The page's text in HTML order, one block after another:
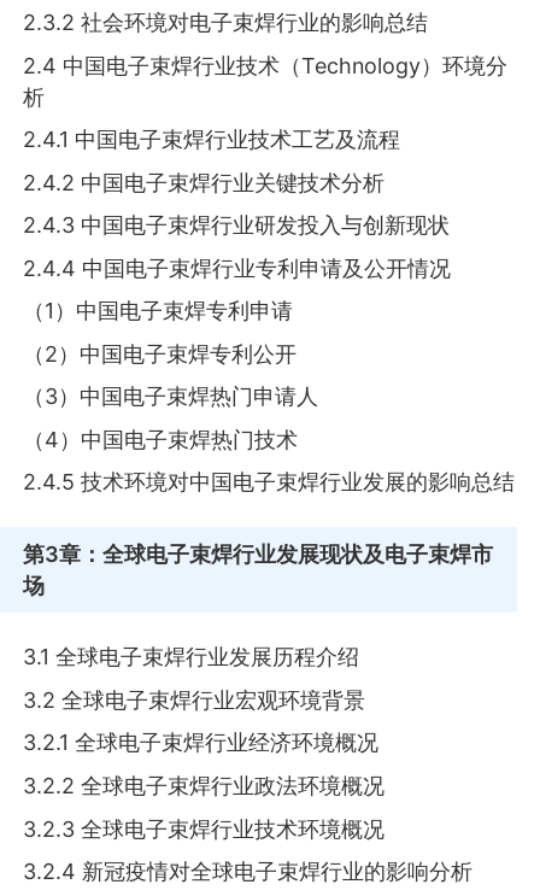
2.3.2 社会环境对电子束焊行业的影响总结
2.4 中国电子束焊行业技术（Technology）环境分
析
2.4.1 中国电子束焊行业技术工艺及流程
2.4.2 中国电子束焊行业关键技术分析
2.4.3 中国电子束焊行业研发投入与创新现状
2.4.4 中国电子束焊行业专利申请及公开情况
（1）中国电子束焊专利申请
（2）中国电子束焊专利公开
（3）中国电子束焊热门申请人
（4）中国电子束焊热门技术
2.4.5 技术环境对中国电子束焊行业发展的影响总结
第3章 ：全球电子束焊行业发展现状及电子束焊市
场
3.1 全球电子束焊行业发展历程介绍
3.2 全球电子束焊行业宏观环境背景
3.2.1 全球电子束焊行业经济环境概况
3.2.2 全球电子束焊行业政法环境概况
3.2.3 全球电子束焊行业技术环境概况
3.2.4 新冠疫情对全球电子束焊行业的影响分析